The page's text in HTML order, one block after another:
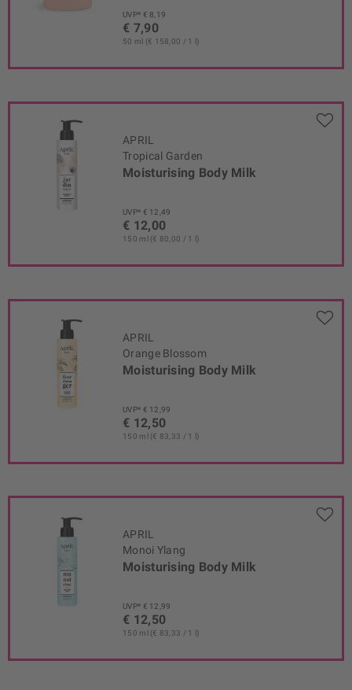
UVP* € 8,19
€ 7,90
50 ml (€ 158,00 / 1 l)
APRIL
Tropical Garden
Moisturising Body Milk
UVP* € 12,49
€ 12,00
150 ml (€ 80,00 / 1 l)
APRIL
Orange Blossom
Moisturising Body Milk
UVP* € 12,99
€ 12,50
150 ml (€ 83,33 / 1 l)
APRIL
Monoi Ylang
Moisturising Body Milk
UVP* € 12,99
€ 12,50
150 ml (€ 83,33 / 1 l)